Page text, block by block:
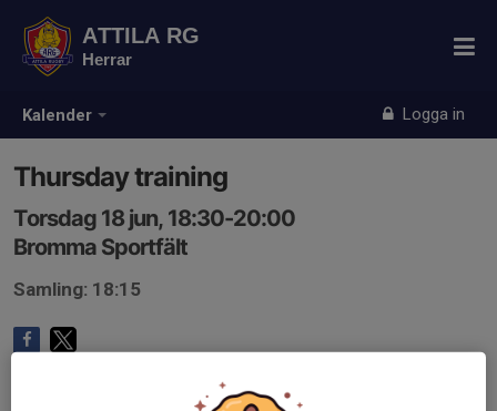
Kalender Logga in
ATTILA RG
Herrar
Thursday training
Torsdag 18 jun, 18:30-20:00
Bromma Sportfält
Samling: 18:15